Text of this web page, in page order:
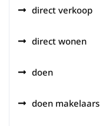
direct verkoop
direct wonen
doen
doen makelaars